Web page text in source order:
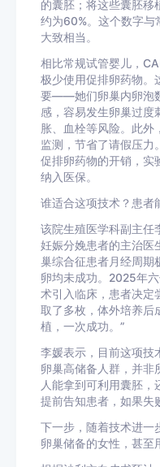
的囊胚；将这些囊胚移
约为60%。这个数字与
大致相当。
相比常规试管婴儿，
极少使用促排卵药物。
要——她们卵巢内卵泡
感，容易发生卵巢过度
胀、血栓等风险。此外
监测，节省了请假压力
促排卵药物的开销，实
纳入医保。
谁适合这项技术？患者
该院生殖医学科副主任
妊娠分娩患者的主治医
巢综合征患者月经周期
卵均未成功。2025年
术引入临床，患者决定
取了多枚，体外培养后
植，一次成功。”
李媛表示，目前这项技
卵巢高储备人群，并非
人能拿到可利用囊胚
提前告知患者，如果失
下一步，随着技术进一
卵巢储备的女性，甚至